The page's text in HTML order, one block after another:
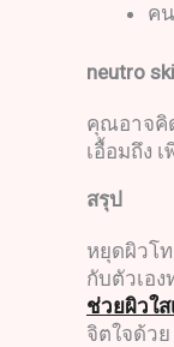
ค
neutro
คุณอาจคิ
เอื้อมถึง
สรุป
หยุดผิวโ
กับตัวเอ
ช่วยผิวใ
จิตใจด้ว